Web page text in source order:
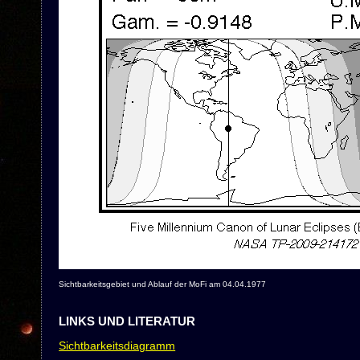
Sichtbarkeitsgebiet und Ablauf der MoFi am 04.04.1977
LINKS UND LITERATUR
Sichtbarkeitsdiagramm